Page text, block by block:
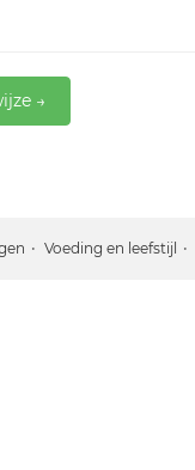
→
Voeding en leefstijl